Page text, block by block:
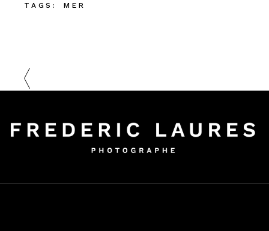
TAGS:
MER